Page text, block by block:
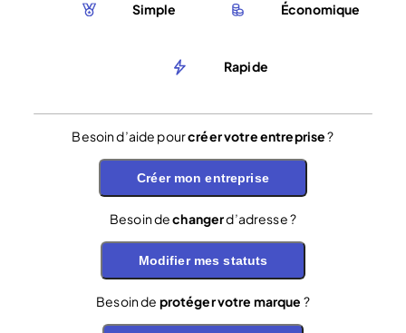
Simple Économique
Rapide
Besoin d’aide pourcréer votre entreprise?
Créer mon entreprise
Besoin dechangerd’adresse ?
Modifier mes statuts
Besoin de protéger votre marque ?